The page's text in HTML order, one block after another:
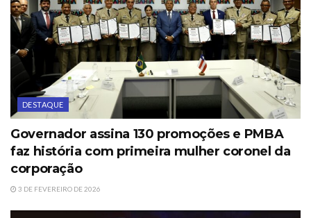
DESTAQUE
Governador assina 130 promoções e PMBA
faz história com primeira mulher coronel da
corporação
3 DE FEVEREIRO DE 2026